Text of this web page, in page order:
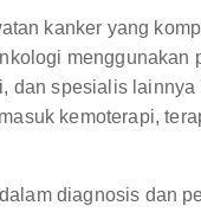
kanker yang
menggunakan
dan spesialis lainnya
kemoterapi,
diagnosis dan